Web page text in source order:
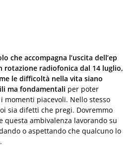
che accompagna l’uscita dell’ep
rotazione radiofonica dal 14 luglio,
le difficoltà nella vita siano
ma fondamentali per poter
momenti piacevoli. Nello stesso
sia difetti che pregi. Dovremmo
questa ambivalenza lavorando su
o aspettando che qualcuno lo